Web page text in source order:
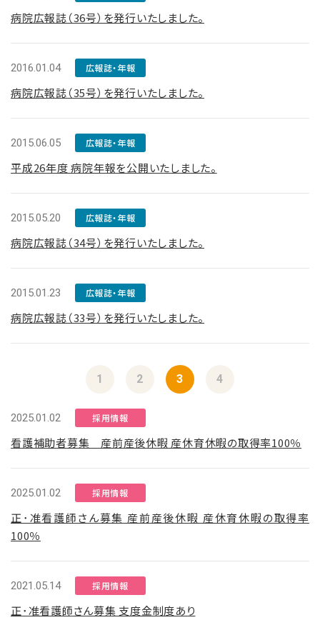
病院広報誌（36号）を発行いたしました。
2016.01.04 広報誌・年報
病院広報誌（35号）を発行いたしました。
2015.06.05 広報誌・年報
平成26年度 病院年報を公開いたしました。
2015.05.20 広報誌・年報
病院広報誌（34号）を発行いたしました。
2015.01.23 広報誌・年報
病院広報誌（33号）を発行いたしました。
1 2 3 4
2025.01.02 採用情報
看護補助者募集 産前産後休暇 産休育休暇の取得率100％
2025.01.02 採用情報
正･准看護師さん募集 産前産後休暇 産休育休暇の取得率
100％
2021.05.14 採用情報
正･准看護師さん募集 支度金制度あり